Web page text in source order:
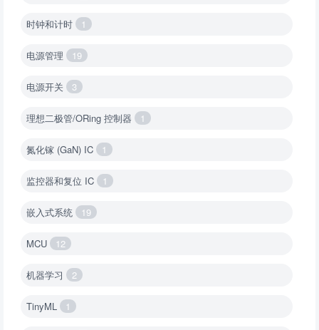
时钟和计时 1
电源管理 19
电源开关 3
理想二极管/ORing 控制器 1
氮化镓 (GaN) IC 1
监控器和复位 IC 1
嵌入式系统 19
MCU 12
机器学习 2
TinyML 1